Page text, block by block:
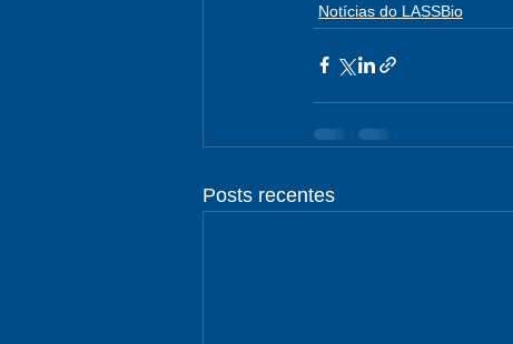
Notícias do LASSBio
Posts recentes